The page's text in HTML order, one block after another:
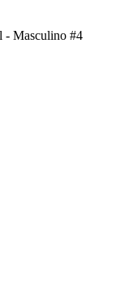
- Masculino #4